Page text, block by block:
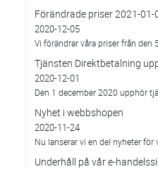
Förändrade priser 2021-01-
2020-12-05
Vi förändrar våra priser från den
Tjänsten Direktbetalning
2020-12-01
Den 1 december 2020 upphör
Nyhet i webbshopen
2020-11-24
Nu lanserar vi en del nyheter för
Underhåll på vår e-